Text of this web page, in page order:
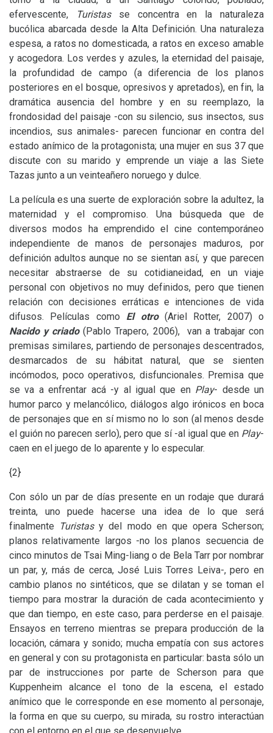
efervescente,
Turistas
se concentra en la naturaleza
bucólica abarcada desde la Alta Definición. Una naturaleza
espesa, a ratos no domesticada, a ratos en exceso amable
y acogedora. Los verdes y azules, la eternidad del paisaje,
la profundidad de campo (a diferencia de los planos
posteriores en el bosque, opresivos y apretados), en fin, la
dramática ausencia del hombre y en su reemplazo, la
frondosidad del paisaje -con su silencio, sus insectos, sus
incendios, sus animales- parecen funcionar en contra del
estado anímico de la protagonista; una mujer en sus 37 que
discute con su marido y emprende un viaje a las Siete
Tazas junto a un veinteañero noruego y dulce.
La película es una suerte de exploración sobre la adultez, la
maternidad y el compromiso. Una búsqueda que de
diversos modos ha emprendido el cine contemporáneo
independiente de manos de personajes maduros, por
definición adultos aunque no se sientan así, y que parecen
necesitar abstraerse de su cotidianeidad, en un viaje
personal con objetivos no muy definidos, pero que tienen
relación con decisiones erráticas e intenciones de vida
difusos. Películas como El otro (Ariel Rotter, 2007) o
Nacido y criado (Pablo Trapero, 2006), van a trabajar con
premisas similares, partiendo de personajes descentrados,
desmarcados de su hábitat natural, que se sienten
incómodos, poco operativos, disfuncionales. Premisa que
se va a enfrentar acá -y al igual que en Play- desde un
humor parco y melancólico, diálogos algo irónicos en boca
de personajes que en sí mismo no lo son (al menos desde
el guión no parecen serlo), pero que sí -al igual que en Play-
caen en el juego de lo aparente y lo especular.
{2}
Con sólo un par de días presente en un rodaje que durará
treinta, uno puede hacerse una idea de lo que será
finalmente
Turistasy del modo en que opera Scherson;
planos relativamente largos -no los planos secuencia de
cinco minutos de Tsai Ming-liang o de Bela Tarr por nombrar
un par, y, más de cerca, José Luis Torres Leiva-, pero en
cambio planos no sintéticos, que se dilatan y se toman el
tiempo para mostrar la duración de cada acontecimiento y
que dan tiempo, en este caso, para perderse en el paisaje.
Ensayos en terreno mientras se prepara producción de la
locación, cámara y sonido; mucha empatía con sus actores
en general y con su protagonista en particular: basta sólo un
par de instrucciones por parte de Scherson para que
Kuppenheim alcance el tono de la escena, el estado
anímico que le corresponde en ese momento al personaje,
la forma en que su cuerpo, su mirada, su rostro interactúan